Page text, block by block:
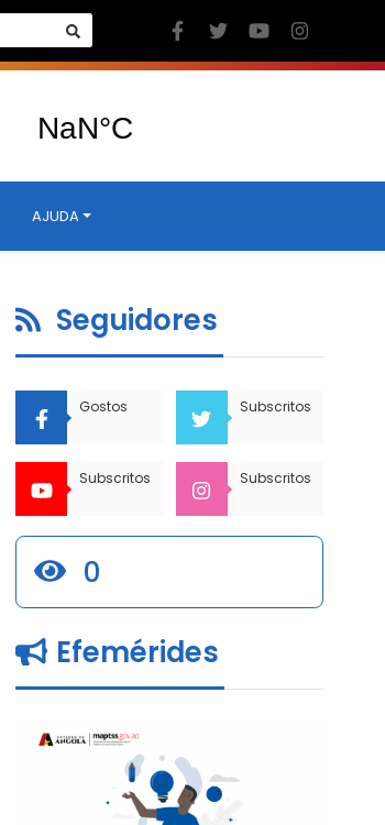
AJUDA
Seguidores
Gostos Subscritos
Subscritos Subscritos
0
Efemérides